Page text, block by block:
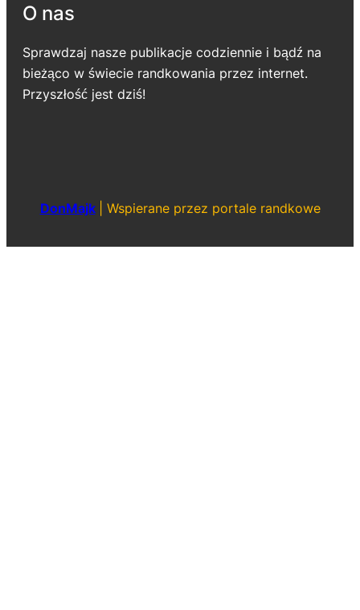
O nas
Sprawdzaj nasze publikacje codziennie i bądź na
bieżąco w świecie randkowania przez internet.
Przyszłość jest dziś!
DonMajk Wspierane przez portale randkowe